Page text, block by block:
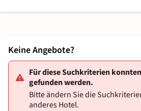
Keine Angebote?
Für diese Suchkriterien
gefunden werden.
Bitte ändern Sie die
anderes Hotel.